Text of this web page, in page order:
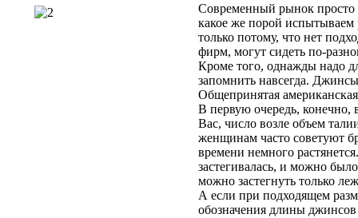
Современный рынок
какое же порой
только потому, что нет
фирм, могут сидеть по-
Кроме того, однажды надо
запомнить навсегда.
Общепринятая
В первую очередь, конечно,
Вас, число возле объем
женщинам часто советуют
времени немного
застегивалась, и можно
можно застегнуть только
А если при подходящем
обозначения длины